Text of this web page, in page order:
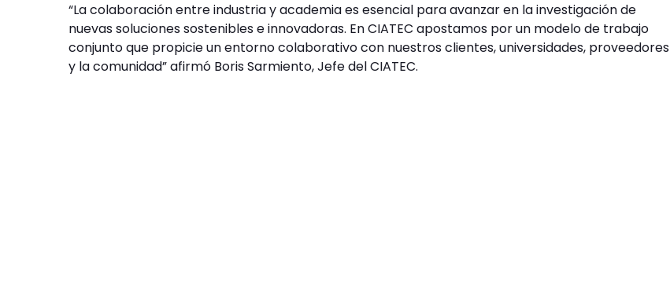
“La colaboración entre industria y academia es esencial para avanzar en la investigación de
nuevas soluciones sostenibles e innovadoras. En CIATEC apostamos por un modelo de trabajo
conjunto que propicie un entorno colaborativo con nuestros clientes, universidades, proveedores
y la comunidad” afirmó Boris Sarmiento, Jefe del CIATEC.